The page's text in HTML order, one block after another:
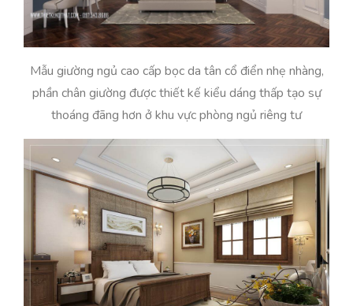
Mẫu giường ngủ cao cấp bọc da tân cổ điển nhẹ nhàng,
phần chân giường được thiết kế kiểu dáng thấp tạo sự
thoáng đãng hơn ở khu vực phòng ngủ riêng tư